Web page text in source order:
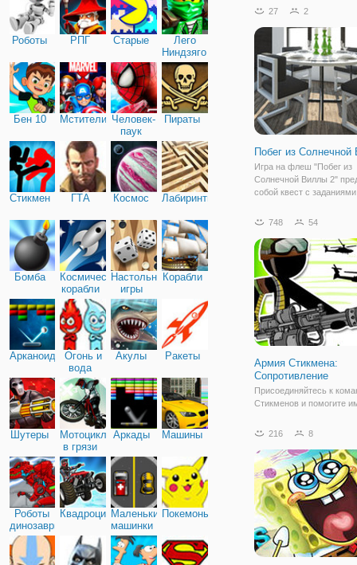
Роботы РПГ Старые
Лего
Ниндзяго
Бен 10 Мстители Человек-
паук
Пираты
Стикмен ГТА Космос Лабиринты
Бомба
Космические
корабли
Настольные
игры
Корабли
Арканоид
Огонь и
вода
Акулы Ракеты
Шутеры
Мотоциклы
в грязи
Аркады Машины
Роботы
динозавры
КвадроциклыМаленькие
машинки
Покемоны
предстоит отправиться в
котором ждет
заданий и интересных
персонажей.
27 2
Побег из
Игра на флеш "Побег из
Солнечной Виллы 2"
собой квест с заданиями
внимательность. Здесь,
предметами, находить
комнатах и
748 54
Армия Стикмена:
Сопротивление
Присоединяйтесь к
Стикменов и помогите
собираются захватить
нарисованные
палочек. В игре «Армия
Сопротивление» они
216 8